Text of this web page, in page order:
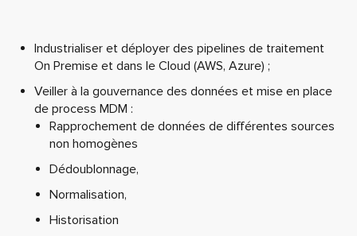
Industrialiser et déployer des pipelines de traitement
On Premise et dans le Cloud (AWS, Azure) ;
Veiller à la gouvernance des données et mise en place
de process MDM :
Rapprochement de données de différentes sources
non homogènes
Dédoublonnage,
Normalisation,
Historisation